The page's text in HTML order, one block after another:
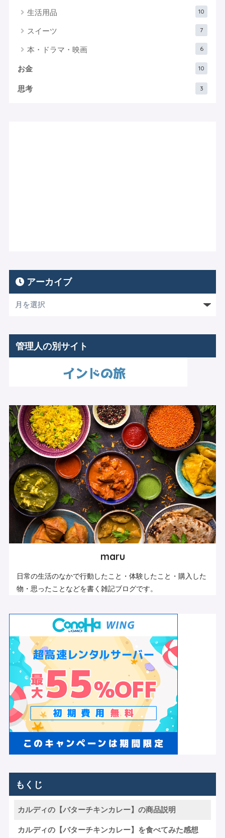
生活用品 10
スイーツ 7
本・ドラマ・映画 6
お金 10
思考 3
アーカイブ
管理人の別サイト
maru
日常の生活のなかで行動したこと・体験したこと・購入した
物・思ったことなどを書く雑記ブログです。
もくじ
カルディの【バターチキンカレー】の商品説明
カルディの【バターチキンカレー】を食べてみた感想